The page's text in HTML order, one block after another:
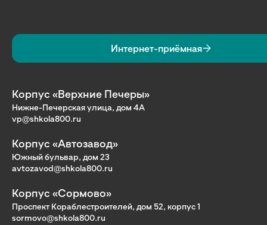
Интернет-приёмная
Корпус «Верхние Печеры»
Нижне-Печерская улица, дом 4А
vp@shkola800.ru
Корпус «Автозавод»
Южный бульвар, дом 23
avtozavod@shkola800.ru
Корпус «Сормово»
Проспект Кораблестроителей, дом 52, корпус 1
sormovo@shkola800.ru